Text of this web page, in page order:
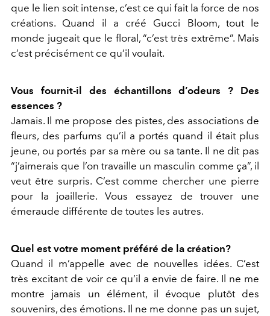
que le lien soit intense, c’est ce qui fait la force de nos
créations. Quand il a créé Gucci Bloom, tout le
monde jugeait que le floral, “c’est très extrême”. Mais
c’est précisément ce qu’il voulait.
Vous fournit-il des échantillons d’odeurs ? Des
essences ?
Jamais. Il me propose des pistes, des associations de
fleurs, des parfums qu’il a portés quand il était plus
jeune, ou portés par sa mère ou sa tante. Il ne dit pas
“j’aimerais que l’on travaille un masculin comme ça”, il
veut être surpris. C’est comme chercher une pierre
pour la joaillerie. Vous essayez de trouver une
émeraude différente de toutes les autres.
Quel est votre moment préféré de la création?
Quand il m’appelle avec de nouvelles idées. C’est
très excitant de voir ce qu’il a envie de faire. Il ne me
montre jamais un élément, il évoque plutôt des
souvenirs, des émotions. Il ne me donne pas un sujet,